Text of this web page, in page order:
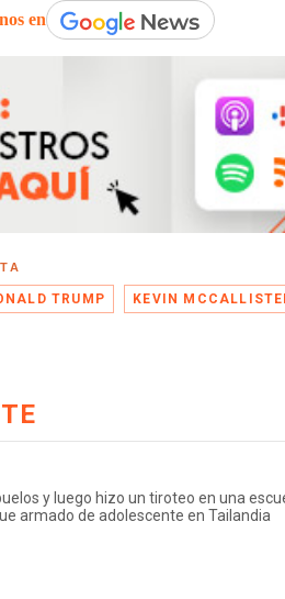
en
TRUMP KEVIN
y luego hizo un tiroteo en una
armado de adolescente en Tailandia